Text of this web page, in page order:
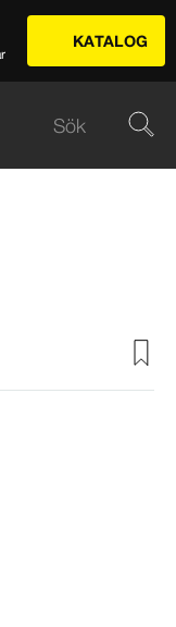
KATALOG